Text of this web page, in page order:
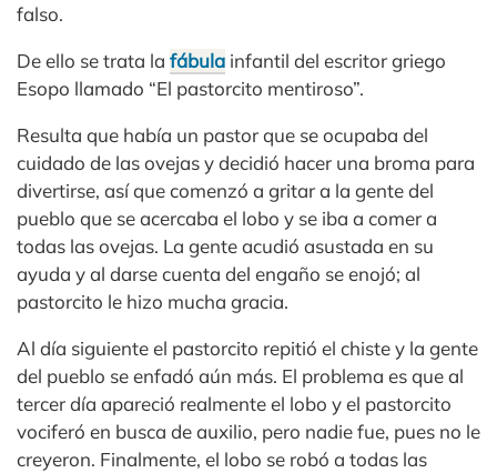
falso.
De ello se trata la fábula infantil del escritor griego
Esopo llamado “El pastorcito mentiroso”.
Resulta que había un pastor que se ocupaba del
cuidado de las ovejas y decidió hacer una broma para
divertirse, así que comenzó a gritar a la gente del
pueblo que se acercaba el lobo y se iba a comer a
todas las ovejas. La gente acudió asustada en su
ayuda y al darse cuenta del engaño se enojó; al
pastorcito le hizo mucha gracia.
Al día siguiente el pastorcito repitió el chiste y la gente
del pueblo se enfadó aún más. El problema es que al
tercer día apareció realmente el lobo y el pastorcito
vociferó en busca de auxilio, pero nadie fue, pues no le
creyeron. Finalmente, el lobo se robó a todas las